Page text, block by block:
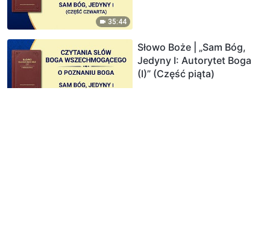
35:44
Słowo Boże | „Sam Bóg,
Jedyny I: Autorytet Boga
(I)” (Część piąta)